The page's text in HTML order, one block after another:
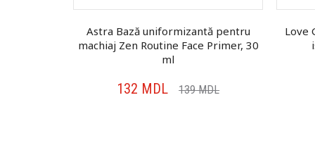
Astra Bază uniformizantă pentru
machiaj Zen Routine Face Primer, 30
ml
132 MDL 139MDL
Love